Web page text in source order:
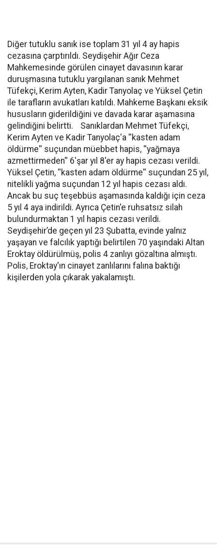
Diğer tutuklu sanık ise toplam 31 yıl 4 ay hapis
cezasına çarptırıldı. Seydişehir Ağır Ceza
Mahkemesinde görülen cinayet davasının karar
duruşmasına tutuklu yargılanan sanık Mehmet
Tüfekçi, Kerim Ayten, Kadir Tanyolaç ve Yüksel Çetin
ile tarafların avukatları katıldı. Mahkeme Başkanı eksik
hususların giderildiğini ve davada karar aşamasına
gelindiğini belirtti. Sanıklardan Mehmet Tüfekçi,
Kerim Ayten ve Kadir Tanyolaç'a ''kasten adam
öldürme'' suçundan müebbet hapis, ''yağmaya
azmettirmeden'' 6'şar yıl 8'er ay hapis cezası verildi.
Yüksel Çetin, ''kasten adam öldürme'' suçundan 25 yıl,
nitelikli yağma suçundan 12 yıl hapis cezası aldı.
Ancak bu suç teşebbüs aşamasında kaldığı için ceza
5 yıl 4 aya indirildi. Ayrıca Çetin'e ruhsatsız silah
bulundurmaktan 1 yıl hapis cezası verildi.
Seydişehir’de geçen yıl 23 Şubatta, evinde yalnız
yaşayan ve falcılık yaptığı belirtilen 70 yaşındaki Altan
Eroktay öldürülmüş, polis 4 zanlıyı gözaltına almıştı.
Polis, Eroktay'ın cinayet zanlılarını falına baktığı
kişilerden yola çıkarak yakalamıştı.